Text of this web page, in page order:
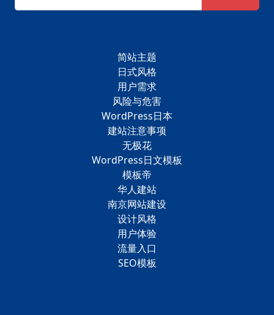
简站主题
日式风格
用户需求
风险与危害
WordPress日本
建站注意事项
无极花
WordPress日文模板
模板帝
华人建站
南京网站建设
设计风格
用户体验
流量入口
SEO模板